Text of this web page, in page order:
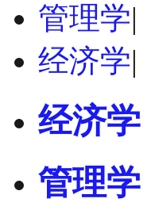
管理学|
经济学|
经济学
管理学